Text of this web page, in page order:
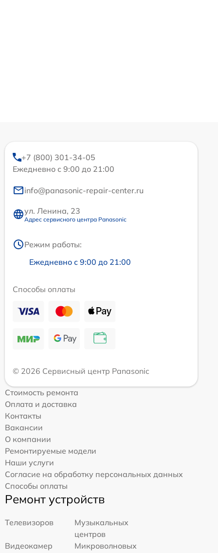
+7 (800) 301-34-05
Ежедневно с 9:00 до 21:00
info@panasonic-repair-center.ru
ул. Ленина, 23
Адрес сервисного центра Panasonic
Режим работы:
Ежедневно с 9:00 до 21:00
Способы оплаты
© 2026 Сервисный центр Panasonic
Стоимость ремонта
Оплата и доставка
Контакты
Вакансии
О компании
Ремонтируемые модели
Наши услуги
Согласие на обработку персональных данных
Способы оплаты
Ремонт устройств
Телевизоров
Музыкальных
центров
Видеокамер
Микроволновых